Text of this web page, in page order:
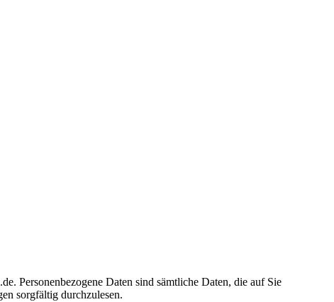
Personenbezogene Daten sind sämtliche Daten, die auf Sie
sorgfältig durchzulesen.